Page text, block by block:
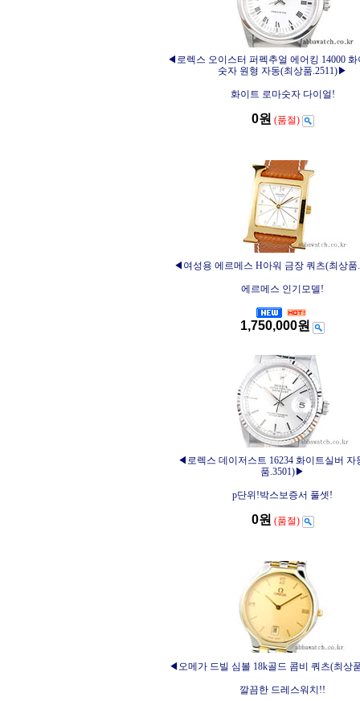
◀로렉스 오이스터 퍼펙추얼 에어킹 14000 화
숫자 원형 자동(최상품.2511)▶
화이트 로마숫자 다이얼!
0원 (품절)
◀여성용 에르메스 H아워 금장 쿼츠(최상
에르메스 인기모델!
1,750,000원
◀로렉스 데이저스트 16234 화이트실버 자
품.3501)▶
p단위!박스보증서 풀셋!
0원 (품절)
◀오메가 드빌 심볼 18k골드 콤비 쿼츠(최상
깔끔한 드레스워치!!